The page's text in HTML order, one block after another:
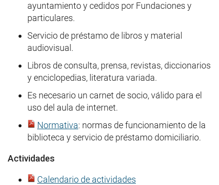
ayuntamiento y cedidos por Fundaciones y
particulares.
Servicio de préstamo de libros y material
audiovisual.
Libros de consulta, prensa, revistas, diccionarios
y enciclopedias, literatura variada.
Es necesario un carnet de socio, válido para el
uso del aula de internet.
Normativa: normas de funcionamiento de la
biblioteca y servicio de préstamo domiciliario.
Actividades
Calendario de actividades